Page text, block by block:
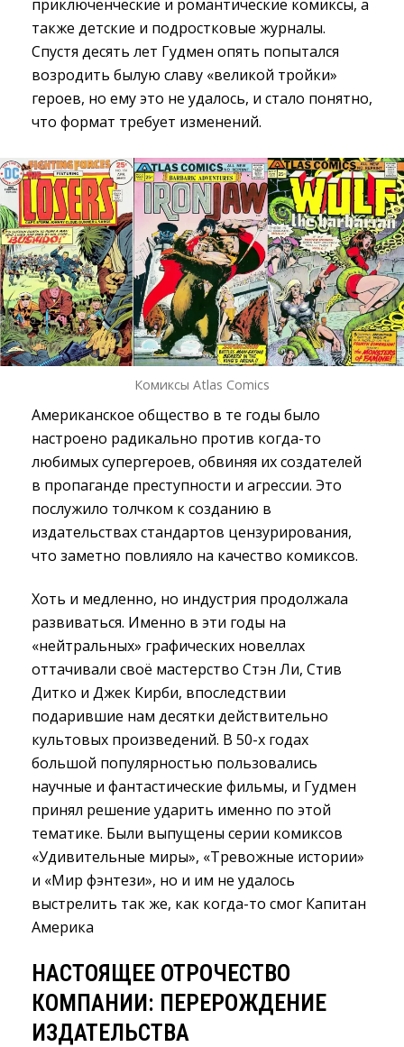
приключенческие и романтические комиксы, а
также детские и подростковые журналы.
Спустя десять лет Гудмен опять попытался
возродить былую славу «великой тройки»
героев, но ему это не удалось, и стало понятно,
что формат требует изменений.
Комиксы Atlas Comics
Американское общество в те годы было
настроено радикально против когда-то
любимых супергероев, обвиняя их создателей
в пропаганде преступности и агрессии. Это
послужило толчком к созданию в
издательствах стандартов цензурирования,
что заметно повлияло на качество комиксов.
Хоть и медленно, но индустрия продолжала
развиваться. Именно в эти годы на
«нейтральных» графических новеллах
оттачивали своё мастерство Стэн Ли, Стив
Дитко и Джек Кирби, впоследствии
подарившие нам десятки действительно
культовых произведений. В 50-х годах
большой популярностью пользовались
научные и фантастические фильмы, и Гудмен
принял решение ударить именно по этой
тематике. Были выпущены серии комиксов
«Удивительные миры», «Тревожные истории»
и «Мир фэнтези», но и им не удалось
выстрелить так же, как когда-то смог Капитан
Америка
НАСТОЯЩЕЕ ОТРОЧЕСТВО
КОМПАНИИ: ПЕРЕРОЖДЕНИЕ
ИЗДАТЕЛЬСТВА